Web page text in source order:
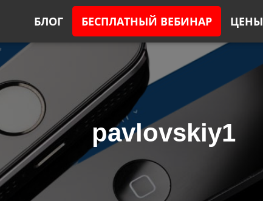
БЛОГ БЕСПЛАТНЫЙ ВЕБИНАР ЦЕНЫ
pavlovskiy1